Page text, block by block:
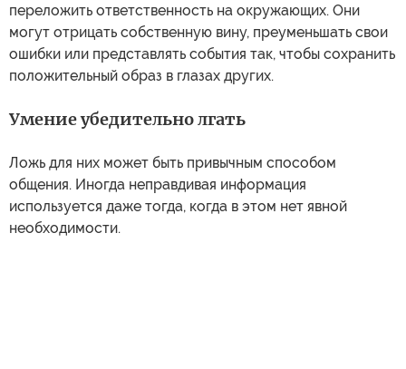
переложить ответственность на окружающих. Они
могут отрицать собственную вину, преуменьшать свои
ошибки или представлять события так, чтобы сохранить
положительный образ в глазах других.
Умение убедительно лгать
Ложь для них может быть привычным способом
общения. Иногда неправдивая информация
используется даже тогда, когда в этом нет явной
необходимости.